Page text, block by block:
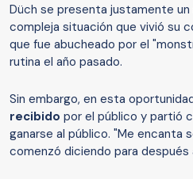
Düch se presenta justamente un
compleja situación que vivió su
que fue abucheado por el
rutina el año pasado.
Sin embargo, en esta
recibido por el público y partió
ganarse al público. "Me encanta
comenzó diciendo para después